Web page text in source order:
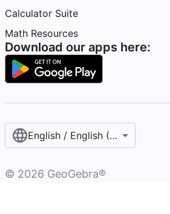
Calculator Suite
Math Resources
Download our apps here:
English / English (United States)
© 2026 GeoGebra®